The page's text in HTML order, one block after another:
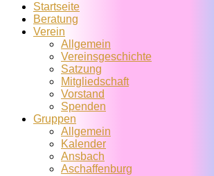
Startseite
Beratung
Verein
Allgemein
Vereins­geschichte
Satzung
Mitglied­schaft
Vorstand
Spenden
Gruppen
Allgemein
Kalender
Ansbach
Aschaffenburg